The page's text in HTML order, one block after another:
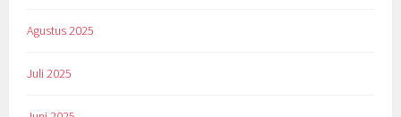
Agustus 2025
Juli 2025